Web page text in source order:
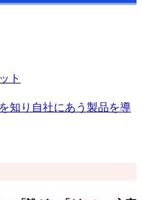
ト
知り自社にあう製品を導